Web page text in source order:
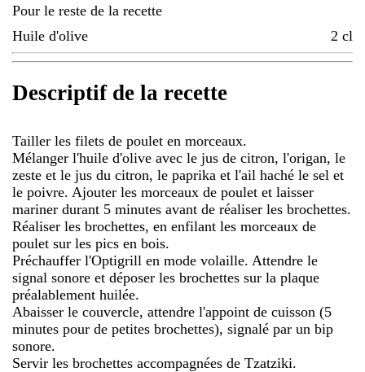
Pour le reste de la recette
Huile d'olive
2 cl
Descriptif de la recette
Tailler les filets de poulet en morceaux.
Mélanger l'huile d'olive avec le jus de citron, l'origan, le
zeste et le jus du citron, le paprika et l'ail haché le sel et
le poivre. Ajouter les morceaux de poulet et laisser
mariner durant 5 minutes avant de réaliser les brochettes.
Réaliser les brochettes, en enfilant les morceaux de
poulet sur les pics en bois.
Préchauffer l'Optigrill en mode volaille. Attendre le
signal sonore et déposer les brochettes sur la plaque
préalablement huilée.
Abaisser le couvercle, attendre l'appoint de cuisson (5
minutes pour de petites brochettes), signalé par un bip
sonore.
Servir les brochettes accompagnées de Tzatziki.